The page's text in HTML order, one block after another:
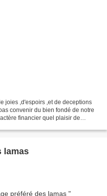
joies ,d'espoirs ,et de deceptions
convenir du bien fondé de notre
financier quel plaisir de
lamas